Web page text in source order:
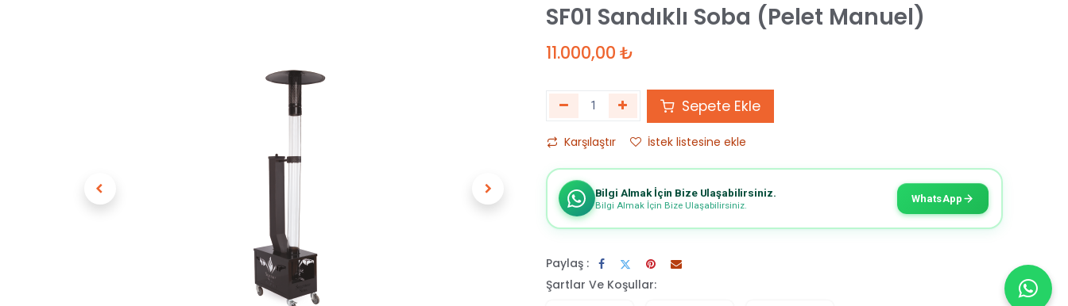
SF01 Sandıklı Soba (Pelet Manuel)
11.000,00 ₺
Sepete Ekle
Karşılaştır İstek listesine ekle
Bilgi Almak İçin Bize Ulaşabilirsiniz.
Bilgi Almak İçin Bize Ulaşabilirsiniz.
WhatsApp
Paylaş :
Şartlar Ve Koşullar: